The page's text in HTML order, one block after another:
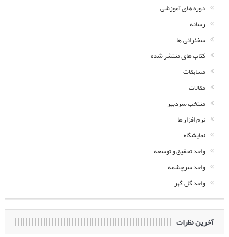
دوره های آموزشی
رسانه
سخنرانی ها
کتاب های منتشر شده
مسابقات
مقالات
منتخب سردبیر
نرم افزارها
نمایشگاه
واحد تحقیق و توسعه
واحد سرچشمه
واحد گل گهر
آخرین نظرات